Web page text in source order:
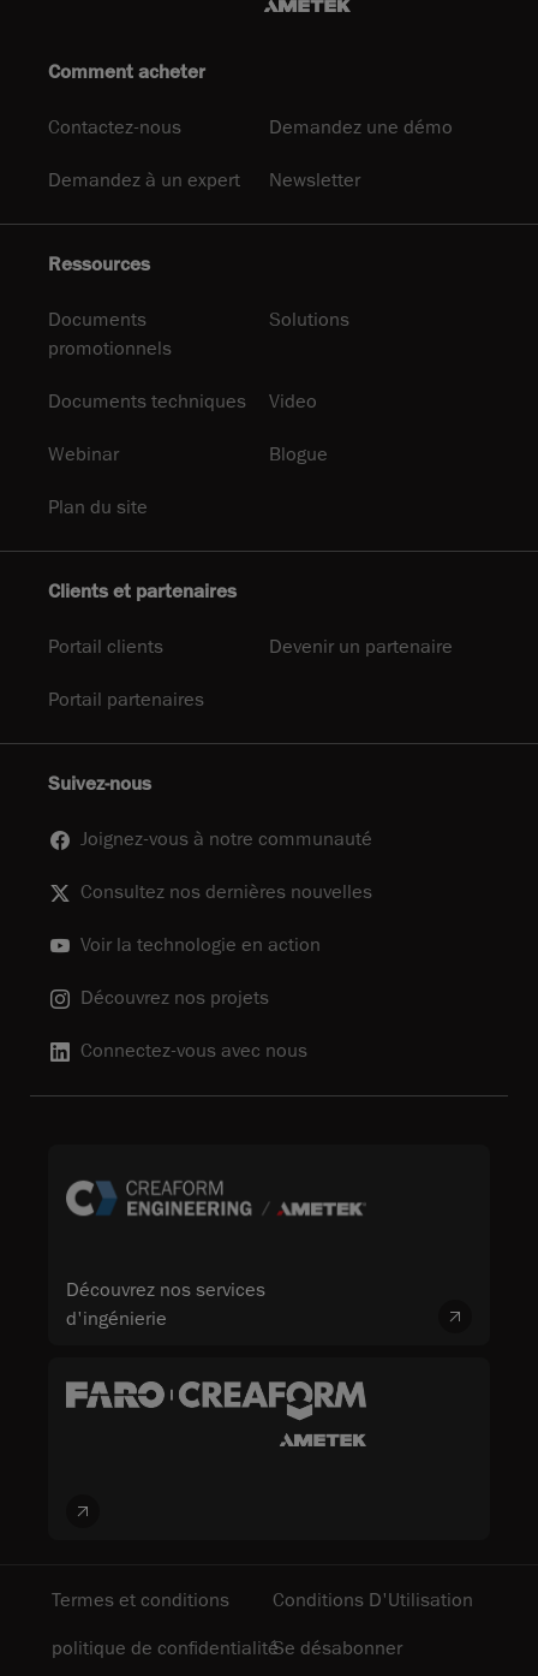
Comment acheter
Contactez-nous Demandez une démo
Demandez à un expert Newsletter
Ressources
Documents
promotionnels
Solutions
Documents techniques Video
Webinar Blogue
Plan du site
Clients et partenaires
Portail clients Devenir un partenaire
Portail partenaires
Suivez-nous
Joignez-vous à notre communauté
Consultez nos dernières nouvelles
Voir la technologie en action
Découvrez nos projets
Connectez-vous avec nous
Découvrez nos services
d'ingénierie
Termes et conditions
Conditions D'Utilisation
politique de confidentialitéSe désabonner